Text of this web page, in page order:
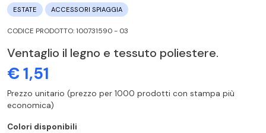
ESTATE ACCESSORI SPIAGGIA
CODICE PRODOTTO: 100731590 - 03
Ventaglio il legno e tessuto poliestere.
€ 1,51
Prezzo unitario (prezzo per 1000 prodotti con stampa più
economica)
Colori disponibili